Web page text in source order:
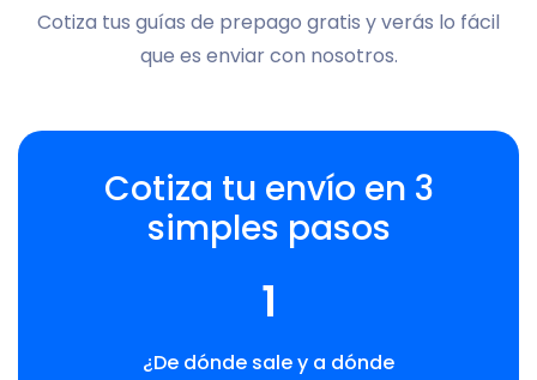
Cotiza tus guías de prepago gratis y verás lo fácil
que es enviar con nosotros.
Cotiza tu envío en 3
simples pasos
1
¿De dónde sale y a dónde